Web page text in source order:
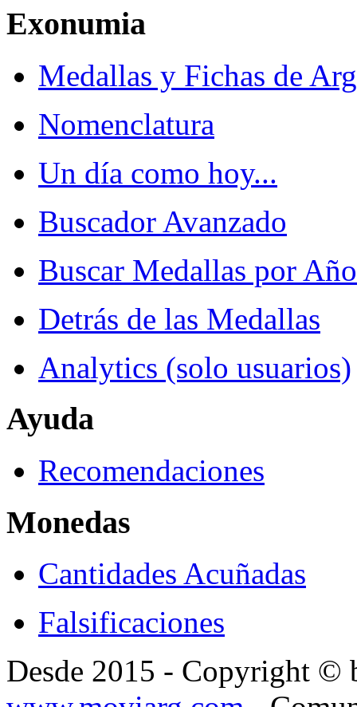
Exonumia
Medallas y Fichas de
Nomenclatura
Un día como hoy...
Buscador Avanzado
Buscar Medallas por Año
Detrás de las Medallas
Analytics (solo usuarios)
Ayuda
Recomendaciones
Monedas
Cantidades Acuñadas
Falsificaciones
Desde 2015 - Copyright ©